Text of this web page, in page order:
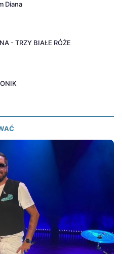
Diana
- TRZY BIAŁE RÓŻE